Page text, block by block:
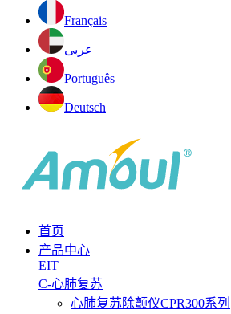
Français
عربى
Português
Deutsch
首页
产品中心
EIT
C-心肺复苏
心肺复苏除颤仪CPR300系列